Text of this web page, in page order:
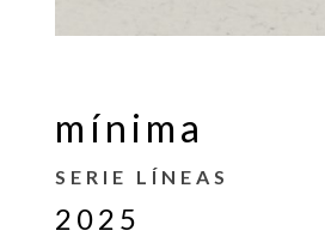
mínima
SERIE LÍNEAS
2025